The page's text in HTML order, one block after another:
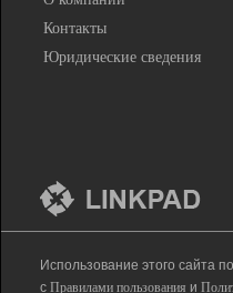
Контакты
Юридические сведения
Использование этого сайта
с Правилами пользования и